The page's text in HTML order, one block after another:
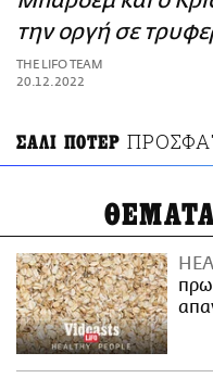
ΑΜΠΑ
PRINT
την οργή σε
THE LIFO TEAM
20.12.2022
ΣΑΛΙ ΠΟΤΕΡ